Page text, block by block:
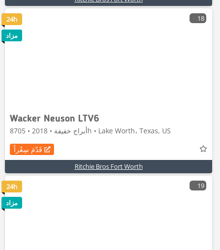
18
Wacker Neuson LTV6
أبراج خفيفة • 2018 • 8705h • Lake Worth، Texas, US
قَدّمَ سِعْراً
Ritchie Bros Fort Worth
24h
مزاد
19
24h
مزاد